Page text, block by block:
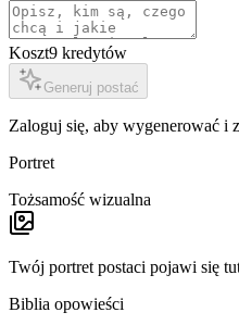
Koszt9 kredytów
Generuj postać
Zaloguj się, aby wygenerować i
Portret
Tożsamość wizualna
Twój portret postaci pojawi się
Biblia opowieści